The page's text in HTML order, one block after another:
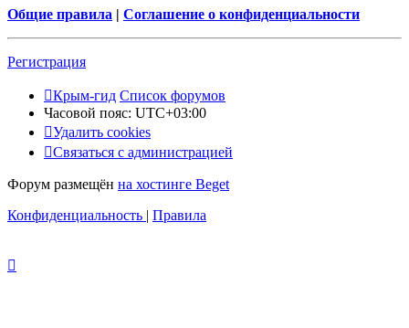
Общие правила | Соглашение о конфиденциальности
Регистрация
Крым-гид Список форумов
Часовой пояс: UTC+03:00
Удалить cookies
Связаться с администрацией
Форум размещён на хостинге Beget
Конфиденциальность | Правила